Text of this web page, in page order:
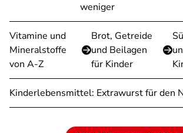
weniger
Vitamine und
Mineralstoffe
von A-Z
Brot, Getreide
und Beilagen
für Kinder
Kinderlebensmittel: Extrawurst für den